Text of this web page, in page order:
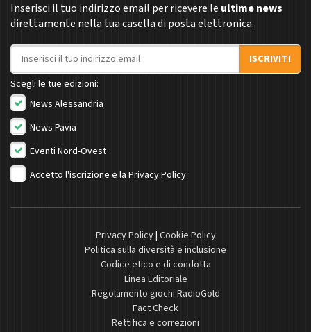
Inserisci il tuo indirizzo email per ricevere le ultime news
direttamente nella tua casella di posta elettronica.
Indirizzo email
ISCRIVITI
Scegli le tue edizioni:
News Alessandria
News Pavia
Eventi Nord-Ovest
Accetto l'iscrizione e la Privacy Policy
Privacy Policy| Cookie Policy
Politica sulla diversità e inclusione
Codice etico e di condotta
Linea Editoriale
Regolamento giochi RadioGold
Fact Check
Rettifica e correzioni